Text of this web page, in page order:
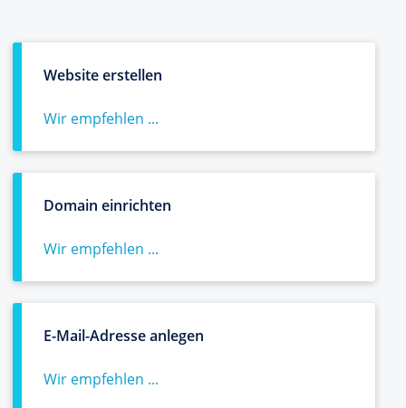
Website erstellen
Wir empfehlen ...
Domain einrichten
Wir empfehlen ...
E-Mail-Adresse anlegen
Wir empfehlen ...